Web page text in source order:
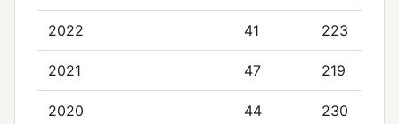
2022 41 223
2021 47 219
2020 44 230